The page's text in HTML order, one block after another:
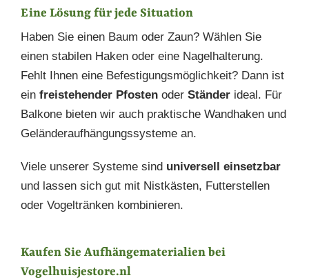
Eine Lösung für jede Situation
Haben Sie einen Baum oder Zaun? Wählen Sie
einen stabilen Haken oder eine Nagelhalterung.
Fehlt Ihnen eine Befestigungsmöglichkeit? Dann ist
ein freistehender Pfosten oder Ständer ideal. Für
Balkone bieten wir auch praktische Wandhaken und
Geländeraufhängungssysteme an.
Viele unserer Systeme sind universell einsetzbar
und lassen sich gut mit Nistkästen, Futterstellen
oder Vogeltränken kombinieren.
Kaufen Sie Aufhängematerialien bei
Vogelhuisjestore.nl